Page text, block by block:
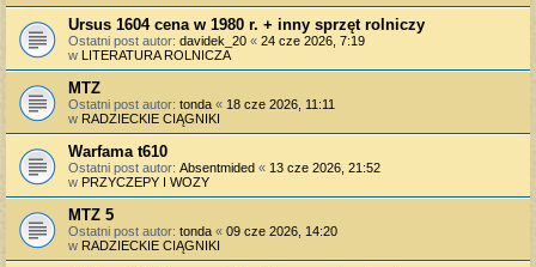
Ursus 1604 cena w 1980 r. + inny sprzęt rolniczy
Ostatni post autor: davidek_20 « 24 cze 2026, 7:19
w LITERATURA ROLNICZA
MTZ
Ostatni post autor: tonda « 18 cze 2026, 11:11
w RADZIECKIE CIĄGNIKI
Warfama t610
Ostatni post autor: Absentmided « 13 cze 2026, 21:52
w PRZYCZEPY I WOZY
MTZ 5
Ostatni post autor: tonda « 09 cze 2026, 14:20
w RADZIECKIE CIĄGNIKI